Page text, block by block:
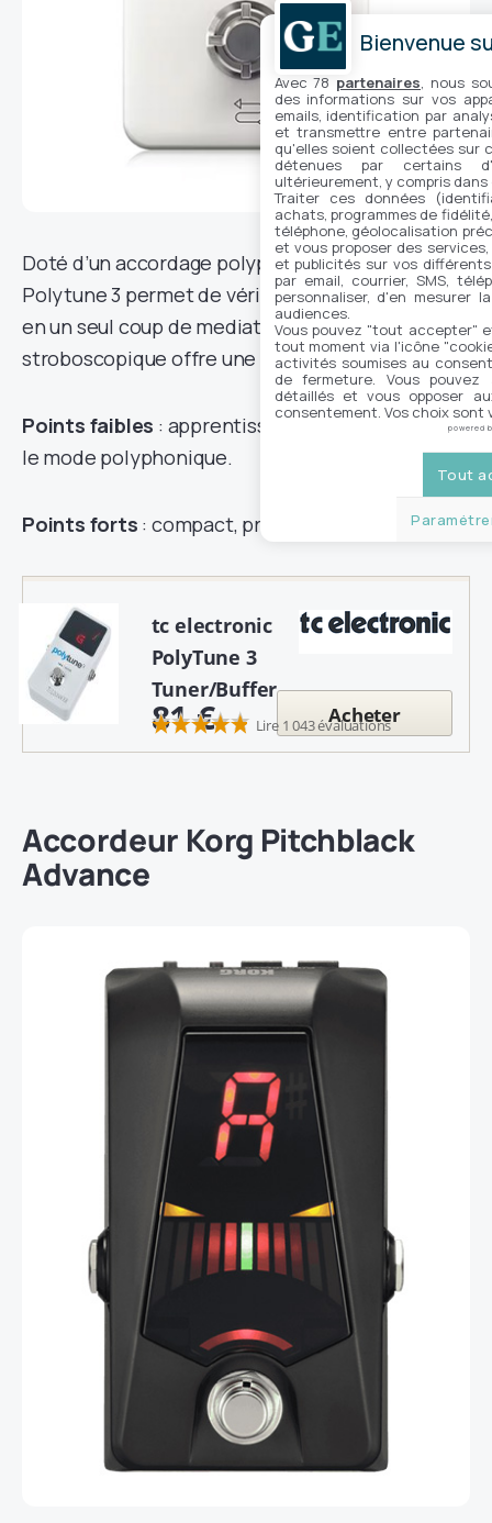
Doté d’un accordage polyphonique unique, le
Polytune 3 permet de vérifier toutes les cordes
en un seul coup de mediator. Son mode
stroboscopique offre une précision à ±0,2 cent.
Points faibles : apprentissage nécessaire pour
le mode polyphonique.
Points forts : compact, précis, multi-fonctions.
tc electronic
PolyTune 3
Tuner/Buffer
Lire 1 043 évaluations
81 € Acheter
Accordeur Korg Pitchblack
Advance
Bienvenue
Avec 78 partenaires , nous
des informations sur vos
emails, identification par
et transmettre entre
qu'elles soient collectées sur
détenues par certains
ultérieurement, y compris
Traiter ces données
achats, programmes de
téléphone, géolocalisation
et vous proposer des
et publicités sur vos
par email, courrier, SMS,
personnaliser, d'en mesurer
audiences.
Vous pouvez "tout accepter"
tout moment via l'icône
activités soumises au
de fermeture. Vous
détaillés et vous opposer
consentement. Vos choix sont
powered
Tout